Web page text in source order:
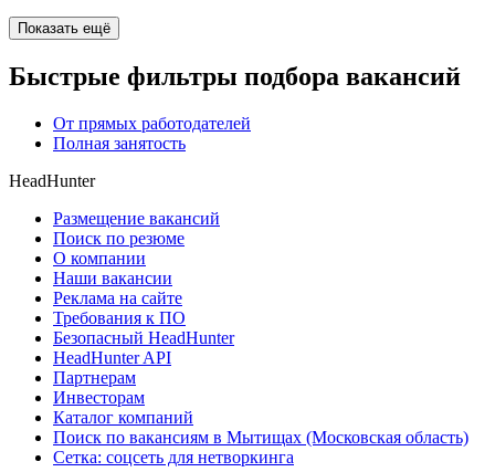
Показать ещё
Быстрые фильтры подбора вакансий
От прямых работодателей
Полная занятость
HeadHunter
Размещение вакансий
Поиск по резюме
О компании
Наши вакансии
Реклама на сайте
Требования к ПО
Безопасный HeadHunter
HeadHunter API
Партнерам
Инвесторам
Каталог компаний
Поиск по вакансиям в Мытищах (Московская область)
Сетка: соцсеть для нетворкинга